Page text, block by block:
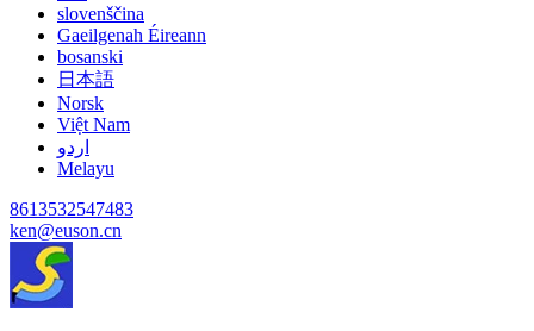
slovenščina
Gaeilgenah Éireann
bosanski
日本語
Norsk
Việt Nam
اردو
Melayu
8613532547483
ken@euson.cn